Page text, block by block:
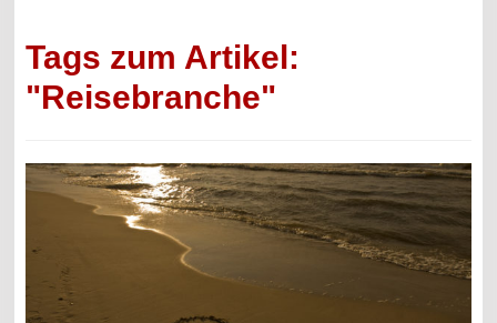
Tags zum Artikel:
"Reisebranche"